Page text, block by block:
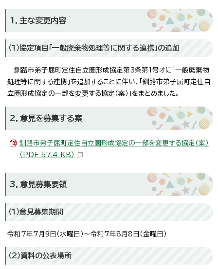
1．主な変更内容
（1）協定項目「一般廃棄物処理等に関する連携」の追加
釧路市弟子屈町定住自立圏形成協定第3条第1号オに「一般廃棄物
処理等に関する連携」を追加することに伴い、「釧路市弟子屈町定住自
立圏形成協定の一部を変更する協定（案）」をまとめました。
2．意見を募集する案
釧路市弟子屈町定住自立圏形成協定の一部を変更する協定（案）
（PDF 57.4 KB）
3．意見募集要領
（1）意見募集期間
令和7年7月9日（水曜日）～令和7年8月8日（金曜日）
（2）資料の公表場所